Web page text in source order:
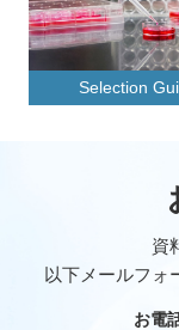
Selection
資
以下メールフォ
お電